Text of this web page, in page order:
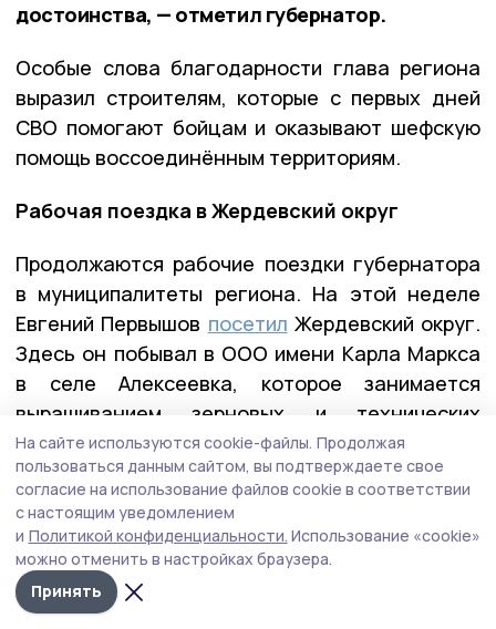
достоинства, — отметил губернатор.
Особые слова благодарности глава региона
выразил строителям, которые с первых дней
СВО помогают бойцам и оказывают шефскую
помощь воссоединённым территориям.
Рабочая поездка в Жердевский округ
Продолжаются рабочие поездки губернатора
в муниципалитеты региона. На этой неделе
Евгений Первышов посетил Жердевский округ.
Здесь он побывал в ООО имени Карла Маркса
в селе Алексеевка, которое занимается
выращиванием зерновых и технических
культур на более чем 8 000 га.
На сайте используются cookie-файлы. Продолжая
пользоваться данным сайтом, вы подтверждаете свое
согласие на использование файлов cookie в соответствии
с настоящим уведомлением
и Политикой конфиденциальности. Использование «cookie»
можно отменить в настройках браузера.
Принять